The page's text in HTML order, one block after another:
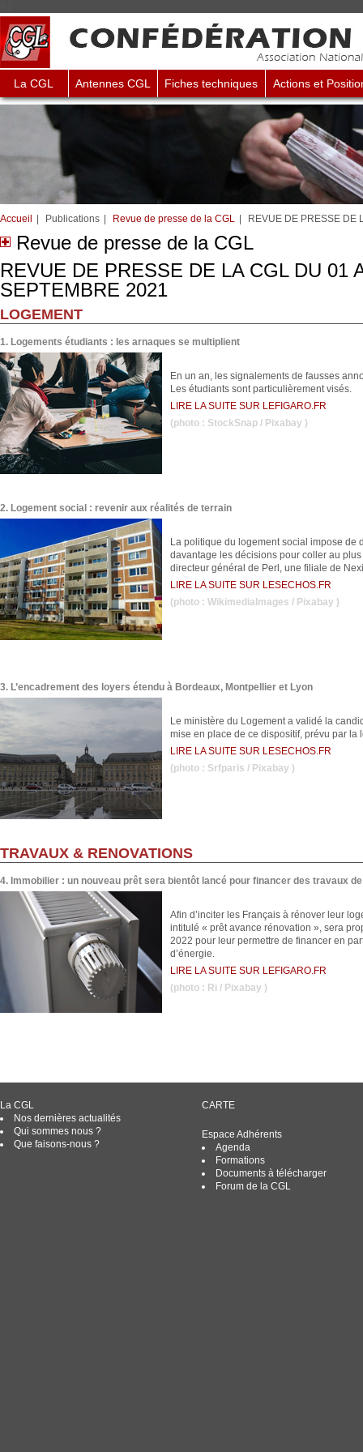
La CGL Antennes CGL Fiches techniques Actions et
Accueil Publications Revue de presse de la CGL REVUE DE PRESSE DE
Revue de presse de la CGL
REVUE DE PRESSE DE LA CGL DU 01
SEPTEMBRE 2021
LOGEMENT
1. Logements étudiants : les arnaques se multiplient
En un an, les signalements de fausses
Les étudiants sont particulièrement visés.
LIRE LA SUITE SUR LEFIGARO.FR
(photo : StockSnap / Pixabay )
2. Logement social : revenir aux réalités de terrain
La politique du logement social impose de
davantage les décisions pour coller au
directeur général de Perl, une filiale de
LIRE LA SUITE SUR LESECHOS.FR
(photo : WikimediaImages / Pixabay )
3. L’encadrement des loyers étendu à Bordeaux, Montpellier et Lyon
Le ministère du Logement a validé la
mise en place de ce dispositif, prévu par la
LIRE LA SUITE SUR LESECHOS.FR
(photo : Srfparis / Pixabay )
TRAVAUX & RENOVATIONS
4. Immobilier : un nouveau prêt sera bientôt lancé pour financer des travaux
Afin d’inciter les Français à rénover leur
intitulé « prêt avance rénovation », sera
2022 pour leur permettre de financer en
d’énergie.
LIRE LA SUITE SUR LEFIGARO.FR
(photo : Ri / Pixabay )
La CGL
Nos dernières actualités
Qui sommes nous ?
Que faisons-nous ?
CARTE
Espace Adhérents
Agenda
Formations
Documents à télécharger
Forum de la CGL